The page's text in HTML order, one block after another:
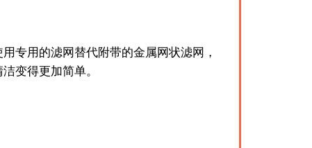
专用的滤网替代附带的金属网状滤网，
变得更加简单。